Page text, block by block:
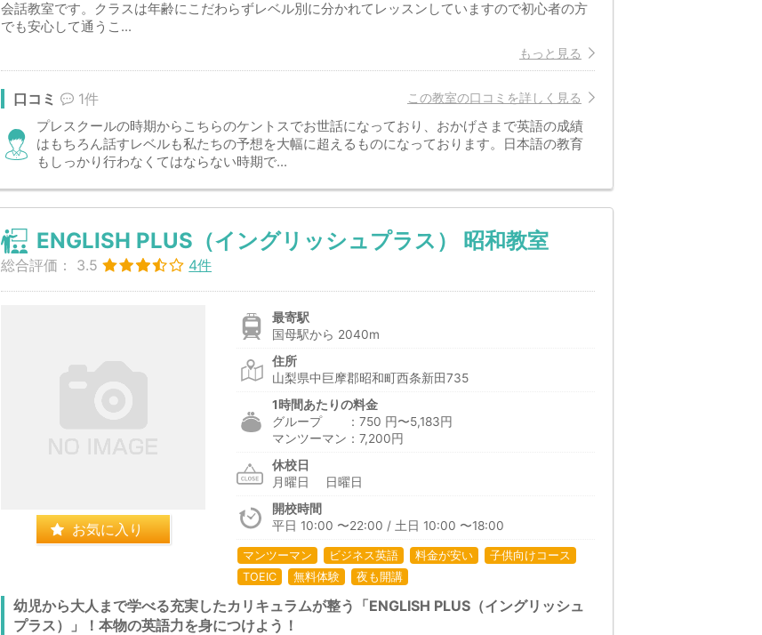
会話教室です。クラスは年齢にこだわらずレベル別に分かれてレッスンしていますので初心者の方
でも安心して通うこ...
もっと見る
この教室の口コミを詳しく見る
口コミ 1件
プレスクールの時期からこちらのケントスでお世話になっており、おかげさまで英語の成績
はもちろん話すレベルも私たちの予想を大幅に超えるものになっております。日本語の教育
もしっかり行わなくてはならない時期で...
ENGLISH PLUS（イングリッシュプラス） 昭和教室
総合評価： 3.5 4件
お気に入り
最寄駅
国母駅から 2040m
住所
山梨県中巨摩郡昭和町西条新田735
1時間あたりの料金
グループ ：750 円〜5,183円
マンツーマン：7,200円
休校日
月曜日 日曜日
開校時間
平日 10:00 〜22:00 / 土日 10:00 〜18:00
マンツーマン ビジネス英語 料金が安い
子供向けコース
TOEIC
無料体験 夜も開講
幼児から大人まで学べる充実したカリキュラムが整う「ENGLISH PLUS（イングリッシュ
プラス）」！本物の英語力を身につけよう！